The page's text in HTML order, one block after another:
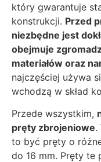
który gwarantuje
konstrukcji. Przed
niezbędne jest
obejmuje
materiałów oraz
najczęściej używa
wchodzą w skład
Przede wszystkim,
pręty zbrojeniowe.
to być pręty o
do 16 mm. Pręty te